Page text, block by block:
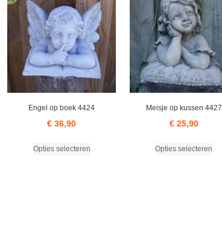
Engel op boek 4424
€ 36,90
Opties selecteren
product
Meisje op kussen 4427
€25,90
Opties selecteren